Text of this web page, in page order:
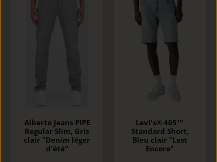
Alberto Jeans PIPE
Regular Slim, Gris
clair "Denim léger
d'été"
Levi's® 405™
Standard Short,
Bleu clair "Last
Encore"